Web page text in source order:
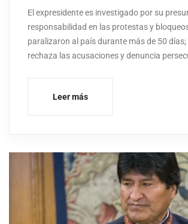
El expresidente es investigado por su
responsabilidad en las protestas y
paralizaron al país durante más de 50
rechaza las acusaciones y denuncia
Leer más